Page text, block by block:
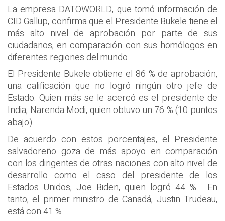
La empresa DATOWORLD, que tomó información de
CID Gallup, confirma que el Presidente Bukele tiene el
más alto nivel de aprobación por parte de sus
ciudadanos, en comparación con sus homólogos en
diferentes regiones del mundo.
El Presidente Bukele obtiene el 86 % de aprobación,
una calificación que no logró ningún otro jefe de
Estado. Quien más se le acercó es el presidente de
India, Narenda Modi, quien obtuvo un 76 % (10 puntos
abajo).
De acuerdo con estos porcentajes, el Presidente
salvadoreño goza de más apoyo en comparación
con los dirigentes de otras naciones con alto nivel de
desarrollo como el caso del presidente de los
Estados Unidos, Joe Biden, quien logró 44 %. En
tanto, el primer ministro de Canadá, Justin Trudeau,
está con 41 %.